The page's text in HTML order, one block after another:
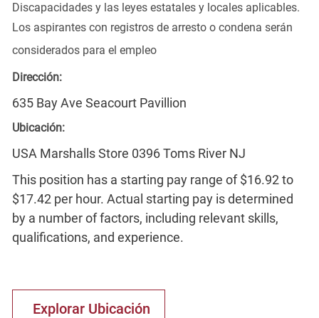
Discapacidades y las leyes estatales y locales aplicables.
Los aspirantes con registros de arresto o condena serán
considerados para el empleo
Dirección:
635 Bay Ave Seacourt Pavillion
Ubicación:
USA Marshalls Store 0396 Toms River NJ
This position has a starting pay range of $16.92 to
$17.42 per hour. Actual starting pay is determined
by a number of factors, including relevant skills,
qualifications, and experience.
Explorar Ubicación